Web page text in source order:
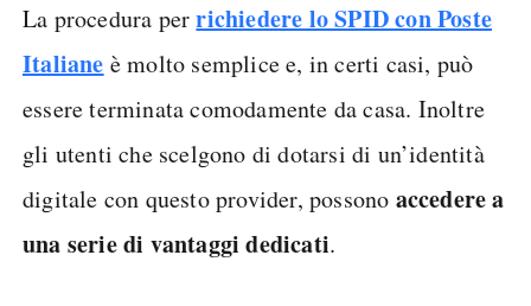
La procedura perrichiedere lo SPID con Poste
Italiane è molto semplice e, in certi casi, può
essere terminata comodamente da casa. Inoltre
gli utenti che scelgono di dotarsi di un’identità
digitale con questo provider, possono accedere a
una serie di vantaggi dedicati.